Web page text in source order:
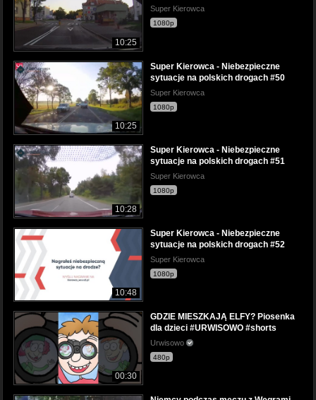
10:25
Super Kierowca
1080p
10:25
Super Kierowca - Niebezpieczne
sytuacje na polskich drogach #50
Super Kierowca
1080p
10:28
Super Kierowca - Niebezpieczne
sytuacje na polskich drogach #51
Super Kierowca
1080p
10:48
Super Kierowca - Niebezpieczne
sytuacje na polskich drogach #52
Super Kierowca
1080p
00:30
GDZIE MIESZKAJĄ ELFY? Piosenka
dla dzieci #URWISOWO #shorts
Urwisowo
480p